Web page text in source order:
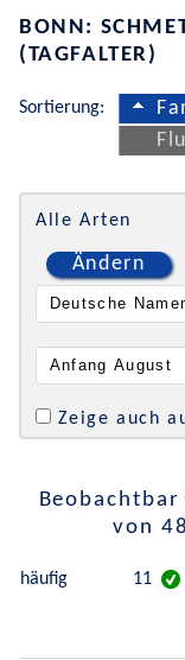
BONN:
(TAGFALTER)
Sortierung:
Alle Arten
Ändern
Zeige auch
von
häufig 11